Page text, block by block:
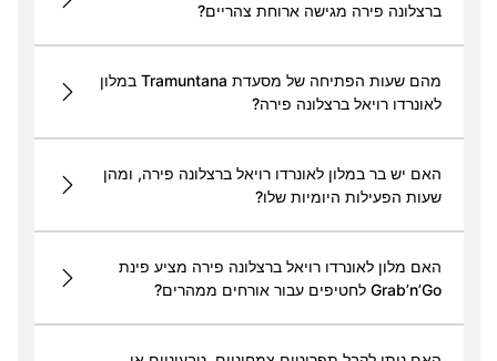
ברצלונה פירה מגישה ארוחת צהריים?
מהם שעות הפתיחה של מסעדת Tramuntana במלון
לאונרדו רויאל ברצלונה פירה?
האם יש בר במלון לאונרדו רויאל ברצלונה פירה, ומהן
שעות הפעילות היומיות שלו?
האם מלון לאונרדו רויאל ברצלונה פירה מציע פינת
Grab’n’Go לחטיפים עבור אורחים ממהרים?